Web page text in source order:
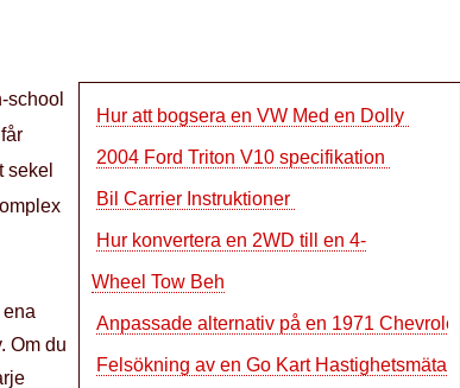
Hur att bogsera en VW Med en Dolly
2004 Ford Triton V10 specifikation
Bil Carrier Instruktioner
Hur konvertera en 2WD till en 4-
Wheel Tow Beh
Anpassade alternativ på en 1971 Chevrolet
Felsökning av en Go Kart Hastighetsmätare
school
sekel
Om du